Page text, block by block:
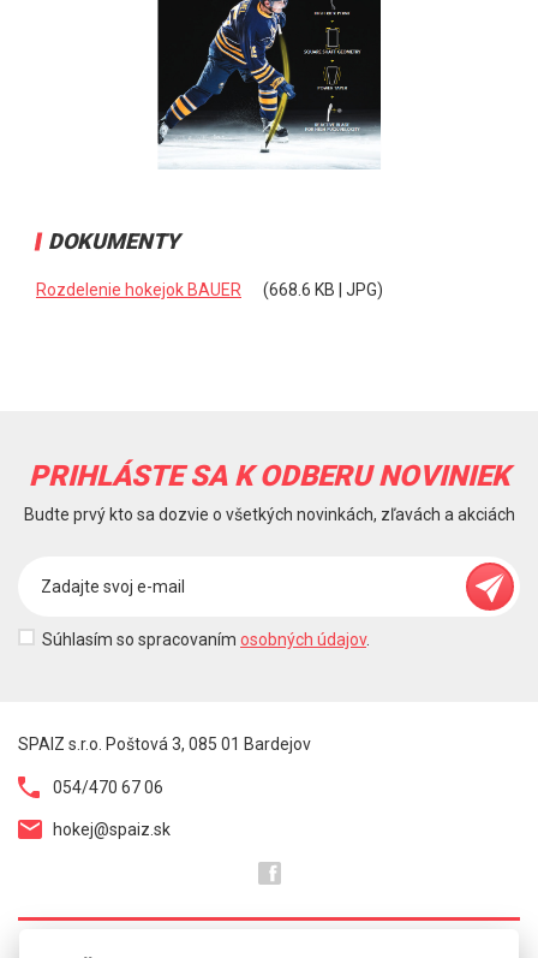
DOKUMENTY
Rozdelenie hokejok BAUER (668.6 KB | JPG)
PRIHLÁSTE SA K ODBERU NOVINIEK
Budte prvý kto sa dozvie o všetkých novinkách, zľavách a akciách
Súhlasím so spracovaním osobných údajov.
SPAIZ s.r.o. Poštová 3, 085 01 Bardejov
054/470 67 06
hokej@spaiz.sk